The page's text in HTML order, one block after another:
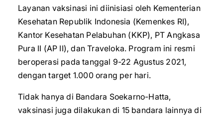
Layanan vaksinasi ini diinisiasi oleh Kementerian
Kesehatan Republik Indonesia (Kemenkes RI),
Kantor Kesehatan Pelabuhan (KKP), PT Angkasa
Pura II (AP II), dan Traveloka. Program ini resmi
beroperasi pada tanggal 9-22 Agustus 2021,
dengan target 1.000 orang per hari.
Tidak hanya di Bandara Soekarno-Hatta,
vaksinasi juga dilakukan di 15 bandara lainnya di